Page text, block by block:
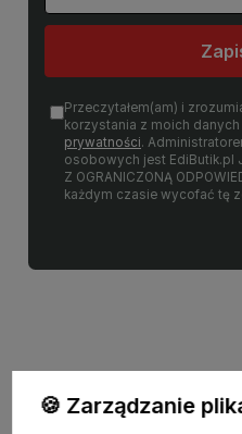
Przeczytałem(am) i
korzystania z moich
prywatności.
osobowych jest EdiButik.pl
Z OGRANICZONĄ
każdym czasie wycofać tę
Informacje
🍪 Zarządzanie